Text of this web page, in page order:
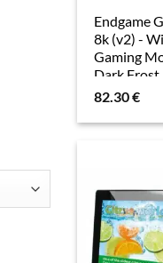
Endgame
8k (v2) -
Gaming
Dark Frost
82.30€